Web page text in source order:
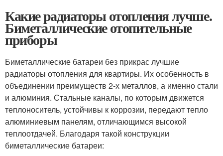
Какие радиаторы отопления лучше.
Биметаллические отопительные
приборы
Биметаллические батареи без прикрас лучшие
радиаторы отопления для квартиры. Их особенность в
объединении преимуществ 2-х металлов, а именно стали
и алюминия. Стальные каналы, по которым движется
теплоноситель, устойчивы к коррозии, передают тепло
алюминиевым панелям, отличающимся высокой
теплоотдачей. Благодаря такой конструкции
биметаллические батареи: